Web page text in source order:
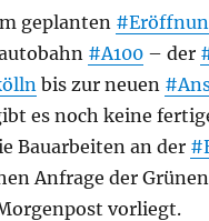
geplanten
#A100– der
bis zur neuen
es noch keine
Bauarbeiten an der
Anfrage der
vorliegt.